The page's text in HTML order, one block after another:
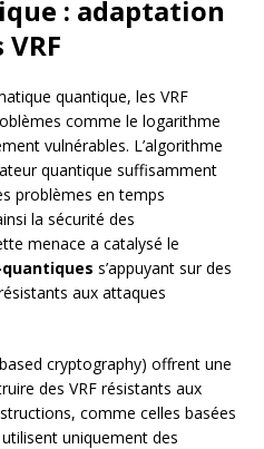
: adaptation
quantique, les VRF
comme le logarithme
vulnérables. L’algorithme
quantique suffisamment
problèmes en temps
la sécurité des
menace a catalysé le
quantiques s’appuyant sur des
aux attaques
cryptography) offrent une
des VRF résistants aux
comme celles basées
uniquement des